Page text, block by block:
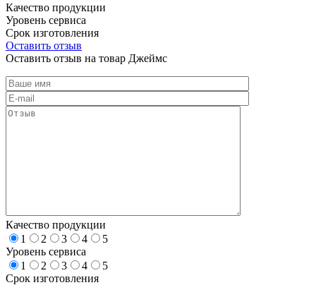
Качество продукции
Уровень сервиса
Срок изготовления
Оставить отзыв
Оставить отзыв на товар Джеймс
Качество продукции
1
2 3 4
5
Уровень сервиса
1
2 3 4
5
Срок изготовления